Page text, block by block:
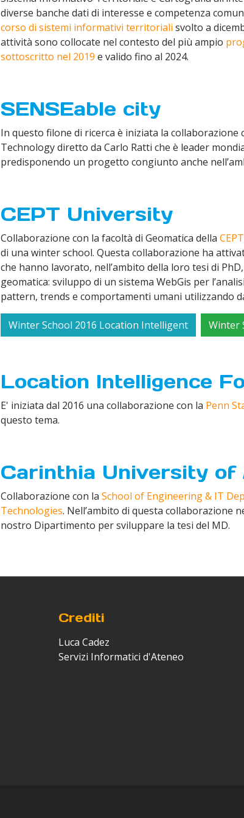
diverse banche dati di interesse e competenza
corso di sistemi informativi territoriali svolto a
attività sono collocate nel contesto del più ampio
sottoscritto nel 2019 e valido fino al 2024.
SENSEable city
In questo filone di ricerca è iniziata la collaborazione
Technology diretto da Carlo Ratti che è leader
predisponendo un progetto congiunto anche
CEPT University
Collaborazione con la facoltà di Geomatica della
di una winter school. Questa collaborazione ha
che hanno lavorato, nell’ambito della loro tesi di
geomatica: sviluppo di un sistema WebGis per
pattern, trends e comportamenti umani utilizzando
Winter School 2016 Location Intelligent Winter
Location Intelligence
E' iniziata dal 2016 una collaborazione con la Penn
questo tema.
Carinthia University of
Collaborazione con la School of Engineering & IT
Technologies. Nell’ambito di questa collaborazione
nostro Dipartimento per sviluppare la tesi del MD.
Crediti
Luca Cadez
Servizi Informatici d'Ateneo